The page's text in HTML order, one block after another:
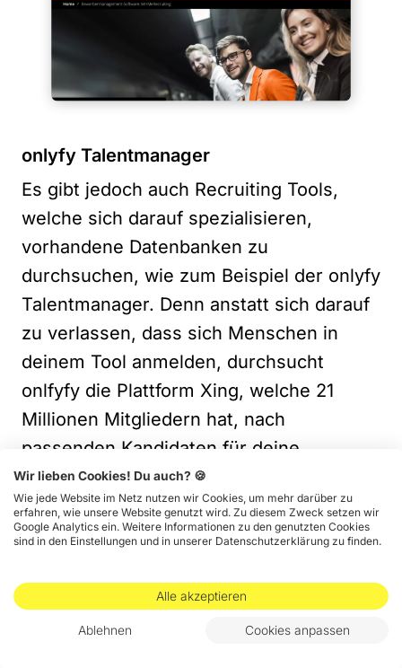
onlyfy Talentmanager
Es gibt jedoch auch Recruiting Tools,
welche sich darauf spezialisieren,
vorhandene Datenbanken zu
durchsuchen, wie zum Beispiel der onlyfy
Talentmanager. Denn anstatt sich darauf
zu verlassen, dass sich Menschen in
deinem Tool anmelden, durchsucht
onlfyfy die Plattform Xing, welche 21
Millionen Mitgliedern hat, nach
passenden Kandidaten für deine
Stellenausschreibung. So kannst du mit
Hilfe von onlyfy und durch den Einsatz
von Keywords und verschiedenen Filtern
durchsuchen. Ebenso generiert dir das
Tool Textvorlagen, mit denen du bei
Wir lieben Cookies! Du auch? 🍪
Wie jede Website im Netz nutzen wir Cookies, um mehr darüber zu
erfahren, wie unsere Website genutzt wird. Zu diesem Zweck setzen wir
Google Analytics ein. Weitere Informationen zu den genutzten Cookies
sind in den Einstellungen und in unserer Datenschutzerklärung zu finden.
Alle akzeptieren
Ablehnen Cookies anpassen